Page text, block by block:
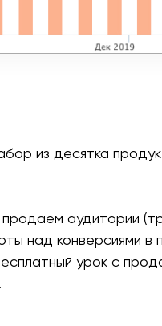
из десятка
аудитории
над конверсиями в
урок с